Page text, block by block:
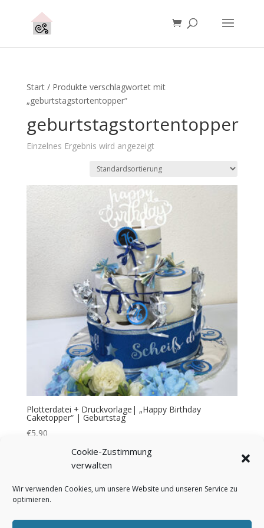
Cookie-Zustimmung
verwalten
Wir verwenden Cookies, um unsere Website und unseren Service zu
optimieren.
Start/ Produkte verschlagwortet mit
„geburtstagstortentopper“
geburtstagstortentopper
Einzelnes Ergebnis wird angezeigt
Plotterdatei + Druckvorlage| „Happy Birthday
Caketopper“ | Geburtstag
€5,90
Bezahlung & Versand
AGB
Impressum Über mich Kontakt